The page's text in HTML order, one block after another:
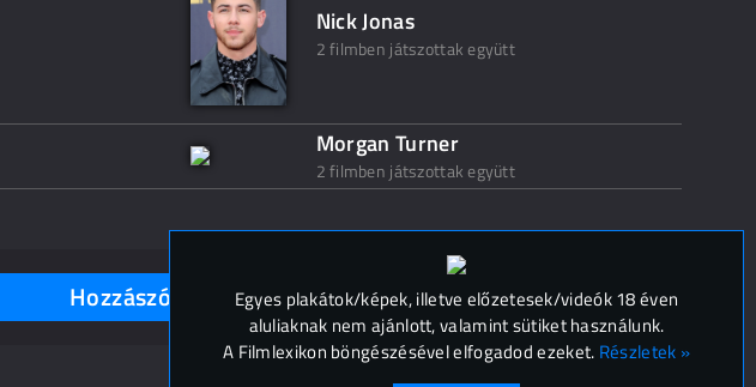
Nick Jonas
2 filmben játszottak együtt
Morgan Turner
2 filmben játszottak együtt
Hozzászólások (0)
Egyes plakátok/képek, illetve előzetesek/videók 18 éven
aluliaknak nem ajánlott, valamint sütiket használunk.
A Filmlexikon böngészésével elfogadod ezeket. Részletek »